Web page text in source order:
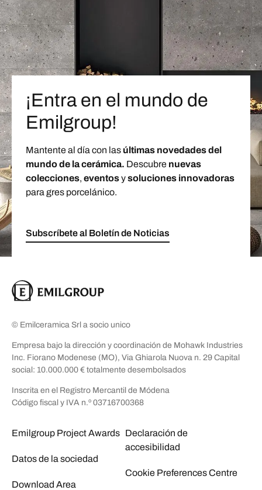
¡Entra en el mundo de
Emilgroup!
Mantente al día con las últimas novedades del
mundo de la cerámica. Descubre nuevas
colecciones, eventosysoluciones innovadoras
para gres porcelánico.
Subscríbete al Boletín de Noticias
© Emilceramica Srl a socio unico
Empresa bajo la dirección y coordinación de Mohawk Industries
Inc. Fiorano Modenese (MO), Via Ghiarola Nuova n. 29 Capital
social: 10.000.000 € totalmente desembolsados
Inscrita en el Registro Mercantil de Módena
Código fiscal y IVA n.º 03716700368
Emilgroup Project Awards
Datos de la sociedad
Download Area
Declaración de
accesibilidad
Cookie Preferences Centre